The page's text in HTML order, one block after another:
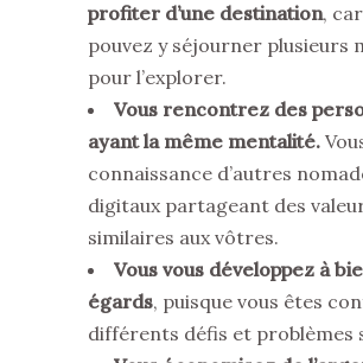
profiter d’une destination,
pouvez y séjourner plusieurs
pour l’explorer.
Vous rencontrez des
ayant la même mentalité.
connaissance d’autres
digitaux partageant des
similaires aux vôtres.
Vous vous développez à
égards, puisque vous êtes
différents défis et problèmes